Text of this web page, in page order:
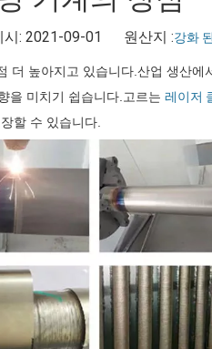
: 2021-09-01 원산지 :강화 된
높아지고 있습니다.산업 생산
을 미치기 쉽습니다.고르는 레이저
할 수 있습니다.